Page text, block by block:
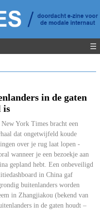
☰
in de gaten
is
New York Times bracht een
dat ongetwijfeld koude
over je rug laat lopen -
wanneer je een bezoekje aan
gepland hebt. Een onbeveiligd
in China gaf
buitenlanders worden
in Zhangjiakou (bekend van
in de gaten houdt –